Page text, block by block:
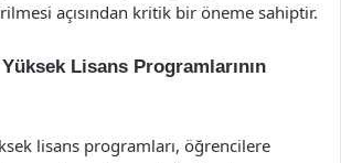
açısından kritik bir öneme sahiptir.
Lisans Programlarının
lisans programları, öğrencilere